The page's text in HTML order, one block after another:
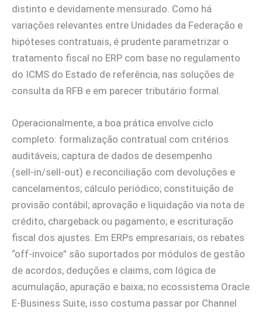
distinto e devidamente mensurado. Como há
variações relevantes entre Unidades da Federação e
hipóteses contratuais, é prudente parametrizar o
tratamento fiscal no ERP com base no regulamento
do ICMS do Estado de referência, nas soluções de
consulta da RFB e em parecer tributário formal.
Operacionalmente, a boa prática envolve ciclo
completo: formalização contratual com critérios
auditáveis; captura de dados de desempenho
(sell‑in/sell‑out) e reconciliação com devoluções e
cancelamentos; cálculo periódico; constituição de
provisão contábil; aprovação e liquidação via nota de
crédito, chargeback ou pagamento; e escrituração
fiscal dos ajustes. Em ERPs empresariais, os rebates
“off‑invoice” são suportados por módulos de gestão
de acordos, deduções e claims, com lógica de
acumulação, apuração e baixa; no ecossistema Oracle
E‑Business Suite, isso costuma passar por Channel